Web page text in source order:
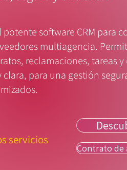
potente software CRM para
multiagencia.
reclamaciones, tareas y
para una gestión
servicios
Contrato de